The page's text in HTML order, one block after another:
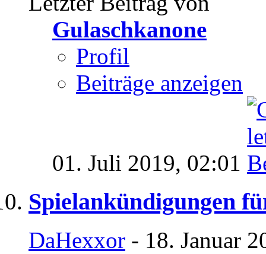
Gulaschkanone
Profil
Beiträge anzeigen
01. Juli 2019, 02:01
Spielankündigungen
DaHexxor - 18. Januar